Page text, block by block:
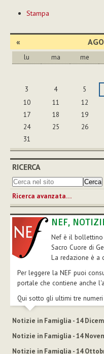
sul
Stampa
«
lu ma me
3
4 5
10
11 12
17
18 19
24
25 26
31
RICERCA
Ricerca avanzata…
NEF,
Nef è il bollettino
Sacro Cuore di
La redazione è a
Per leggere la NEF puoi
portale che contiene anche
Qui sotto gli ultimi tre
Notizie in Famiglia - 14
Notizie in Famiglia - 14
Notizie in Famiglia - 14